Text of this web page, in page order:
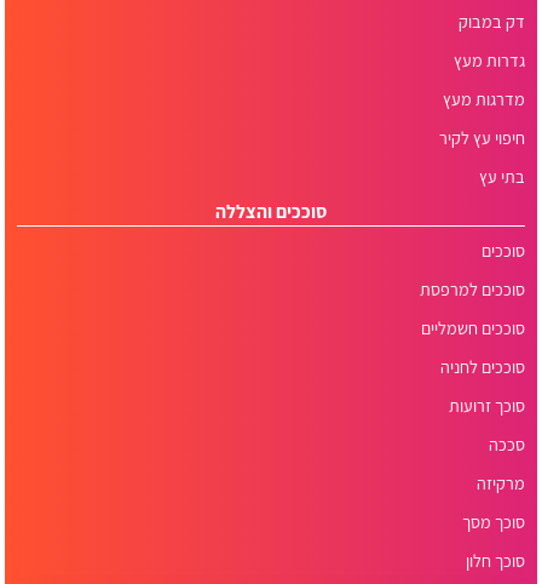
דק במבוק
גדרות מעץ
מדרגות מעץ
חיפוי עץ לקיר
בתי עץ
סוככים והצללה
סוככים
סוככים למרפסת
סוככים חשמליים
סוככים לחניה
סוכך זרועות
סככה
מרקיזה
סוכך מסך
סוכך חלון